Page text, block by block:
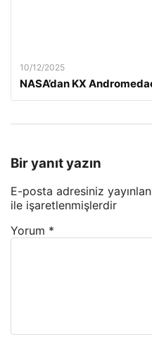
10/12/2025
NASA’dan KX
Bir yanıt yazın
E-posta adresiniz
ile işaretlenmişlerdir
Yorum *